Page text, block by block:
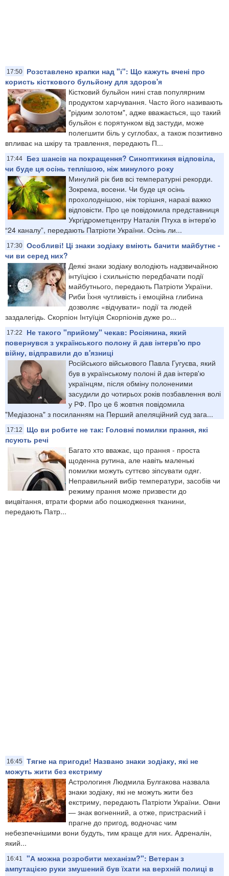
17:50
Розставлено крапки над "і": Що кажуть вчені про
користь кісткового бульйону для здоров'я
Кістковий бульйон нині став популярним
продуктом харчування. Часто його називають
"рідким золотом", адже вважається, що такий
бульйон є порятунком від застуди, може
полегшити біль у суглобах, а також позитивно
впливає на шкіру та травлення, передають П...
17:44
Без шансів на покращення? Синоптикиня відповіла,
чи буде ця осінь теплішою, ніж минулого року
Минулий рік бив всі температурні рекорди.
Зокрема, восени. Чи буде ця осінь
прохолоднішою, ніж торішня, наразі важко
відповісти. Про це повідомила представниця
Укргідрометцентру Наталія Птуха в інтерв'ю
“24 каналу”, передають Патріоти України. Осінь ли...
17:30 Особливі! Ці знаки зодіаку вміють бачити майбутнє -
чи ви серед них?
Деякі знаки зодіаку володіють надзвичайною
інтуїцією і схильністю передбачати події
майбутнього, передають Патріоти України.
Риби Їхня чутливість і емоційна глибина
дозволяє «відчувати» події та людей
заздалегідь. Скорпіон Інтуїція Скорпіонів дуже ро...
17:22
Не такого "прийому" чекав: Росіянина, який
повернувся з українського полону й дав інтерв'ю про
війну, відправили до в'язниці
Російського військового Павла Гугуєва, який
був в українському полоні й дав інтерв'ю
українцям, після обміну полоненими
засудили до чотирьох років позбавлення волі
у РФ. Про це 6 жовтня повідомила
"Медіазона" з посиланням на Перший апеляційний суд зага...
17:12
Що ви робите не так: Головні помилки прання, які
псують речі
Багато хто вважає, що прання - проста
щоденна рутина, але навіть маленькі
помилки можуть суттєво зіпсувати одяг.
Неправильний вибір температури, засобів чи
режиму прання може призвести до
вицвітання, втрати форми або пошкодження тканини,
передають Патр...
16:45
Тягне на пригоди! Названо знаки зодіаку, які не
можуть жити без екстриму
Астрологиня Людмила Булгакова назвала
знаки зодіаку, які не можуть жити без
екстриму, передають Патріоти України. Овни
— знак вогненний, а отже, пристрасний і
прагне до пригод, водночас чим
небезпечнішими вони будуть, тим краще для них. Адреналін,
який...
16:41
"А можна розробити механізм?": Ветеран з
ампутацією руки змушений був їхати на верхній полиці в